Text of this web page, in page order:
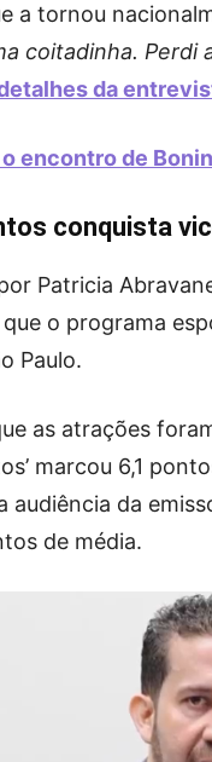
a tornou
coitadinha. Perdi
da
encontro de
conquista
Patricia
que o programa
Paulo.
as atrações
marcou 6,1
audiência da
de média.